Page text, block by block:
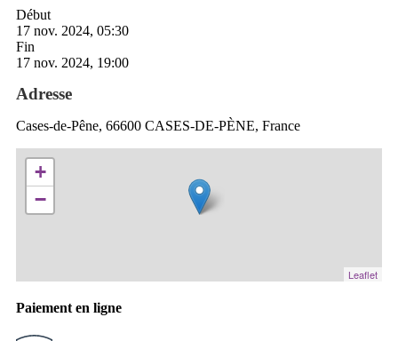
Début
17 nov. 2024, 05:30
Fin
17 nov. 2024, 19:00
Adresse
Cases-de-Pêne, 66600 CASES-DE-PÈNE, France
+
−
Leaflet
Paiement en ligne